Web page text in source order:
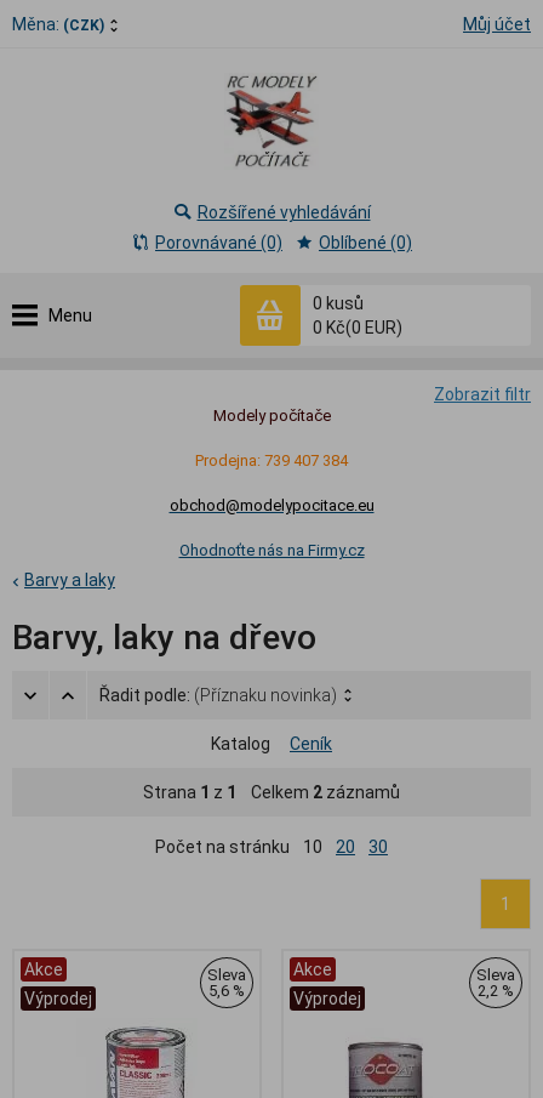
Měna: (CZK) Můj účet
Menu
0 kusů
0 Kč(0 EUR)
Rozšířené vyhledávání
Porovnávané (0)
Oblíbené (0)
Zobrazit filtr
Modely počítače
Prodejna: 739 407 384
obchod@modelypocitace.eu
Ohodnoťte nás na Firmy.cz
Barvy a laky
Barvy, laky na dřevo
Řadit podle: (Příznaku novinka)
Katalog Ceník
Strana 1 z 1 Celkem 2 záznamů
Počet na stránku 10 20 30
1
Akce
Výprodej
Sleva
5,6 %
Akce
Výprodej
Sleva
2,2 %